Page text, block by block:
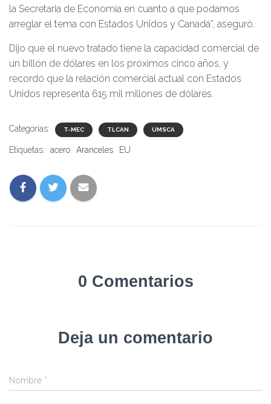
la Secretaria de Economía en cuanto a que podamos
arreglar el tema con Estados Unidos y Canadá”, aseguró.
Dijo que el nuevo tratado tiene la capacidad comercial de
un billón de dólares en los próximos cinco años, y
recordó que la relación comercial actual con Estados
Unidos representa 615 mil millones de dólares.
Categorías: T-MEC TLCAN UMSCA
Etiquetas: acero Aranceles EU
0 Comentarios
Deja un comentario
Nombre *